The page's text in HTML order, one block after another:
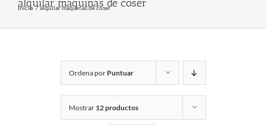
alquilar maquinas de coser
Inicio alquilar maquinas de coser
Ordena por Puntuar
Mostrar 12 productos